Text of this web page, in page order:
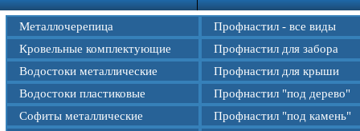
Металлочерепица
Кровельные комплектующие
Водостоки металлические
Водостоки пластиковые
Софиты металлические
Профнастил - все виды
Профнастил для забора
Профнастил для крыши
Профнастил "под дерево"
Профнастил "под камень"